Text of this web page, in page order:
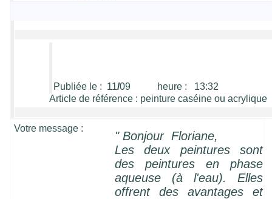
Publiée le : 11/09 heure : 13:32
Article de référence : peinture caséine ou acrylique
Votre message :
" Bonjour Floriane,
Les deux peintures sont
des peintures en phase
aqueuse (à l'eau). Elles
offrent des avantages et